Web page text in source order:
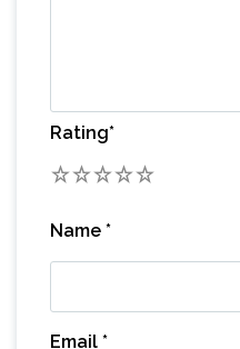
Rating*
5
4
3
2
Name *
Email *